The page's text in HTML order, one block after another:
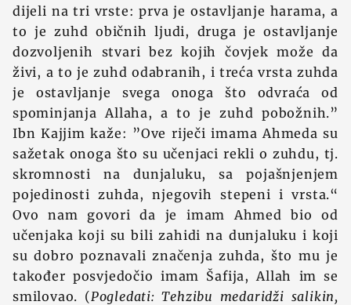
dijeli na tri vrste: prva je ostavljanje harama, a
to je zuhd običnih ljudi, druga je ostavljanje
dozvoljenih stvari bez kojih čovjek može da
živi, a to je zuhd odabranih, i treća vrsta zuhda
je ostavljanje svega onoga što odvraća od
spominjanja Allaha, a to je zuhd pobožnih.”
Ibn Kajjim kaže: ”Ove riječi imama Ahmeda su
sažetak onoga što su učenjaci rekli o zuhdu, tj.
skromnosti na dunjaluku, sa pojašnjenjem
pojedinosti zuhda, njegovih stepeni i vrsta.“
Ovo nam govori da je imam Ahmed bio od
učenjaka koji su bili zahidi na dunjaluku i koji
su dobro poznavali značenja zuhda, što mu je
također posvjedočio imam Šafija, Allah im se
smilovao. (Pogledati: Tehzibu medaridži salikin,